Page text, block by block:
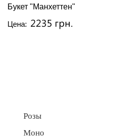
Букет "Манхеттен"
Цена: 2235 грн.
Розы
Моно